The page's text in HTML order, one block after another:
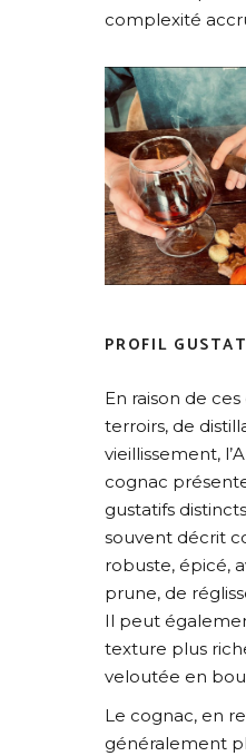
complexité
PROFIL
En raison de
terroirs, de
vieillissement,
cognac
gustatifs
souvent décrit
robuste, épicé,
prune, de
Il peut
texture plus
veloutée en
Le cognac, en
généralement